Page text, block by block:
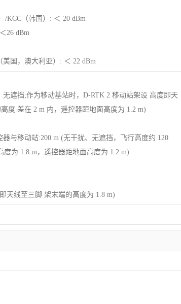
/KCC（韩国）: ＜ 20 dBm
26 dBm
美国，澳大利亚）: ＜ 22 dBm
无遮挡;作为移动基站时，D-RTK 2 移动站架设 高度即天
度 差在 2 m 内，遥控器距地面高度为 1.2 m)
器与移动站:200 m (无干扰、无遮挡，飞行高度约 120
为 1.8 m，遥控器距地面高度为 1.2 m)
天线至三脚 架末端的高度为 1.8 m)